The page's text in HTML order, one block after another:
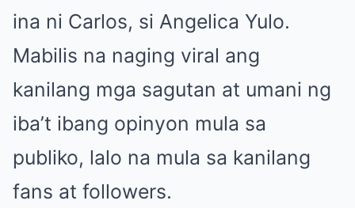
ina ni Carlos, si Angelica Yulo.
Mabilis na naging viral ang
kanilang mga sagutan at umani ng
iba’t ibang opinyon mula sa
publiko, lalo na mula sa kanilang
fans at followers.